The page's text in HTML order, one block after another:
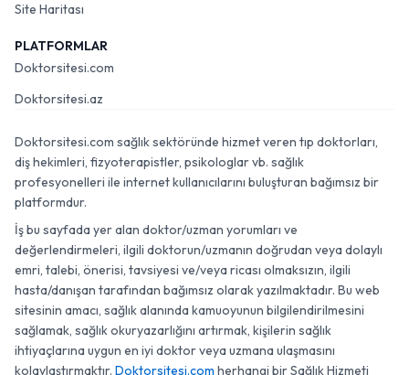
Site Haritası
PLATFORMLAR
Doktorsitesi.com
Doktorsitesi.az
Doktorsitesi.com sağlık sektöründe hizmet veren tıp doktorları,
diş hekimleri, fizyoterapistler, psikologlar vb. sağlık
profesyonelleri ile internet kullanıcılarını buluşturan bağımsız bir
platformdur.
İş bu sayfada yer alan doktor/uzman yorumları ve
değerlendirmeleri, ilgili doktorun/uzmanın doğrudan veya dolaylı
emri, talebi, önerisi, tavsiyesi ve/veya ricası olmaksızın, ilgili
hasta/danışan tarafından bağımsız olarak yazılmaktadır. Bu web
sitesinin amacı, sağlık alanında kamuoyunun bilgilendirilmesini
sağlamak, sağlık okuryazarlığını artırmak, kişilerin sağlık
ihtiyaçlarına uygun en iyi doktor veya uzmana ulaşmasını
kolaylaştırmaktır. Doktorsitesi.com herhangi bir Sağlık Hizmeti